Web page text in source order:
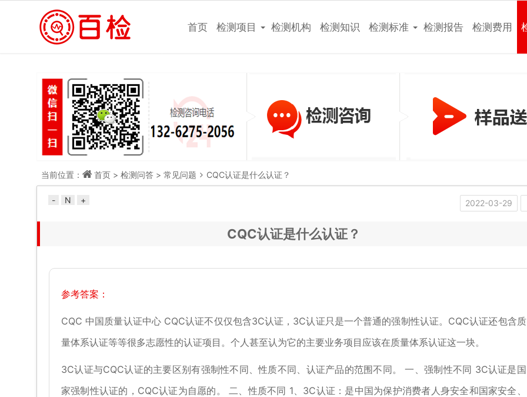
做检测，上百检网！
首页 检测项目 检测机构 检测知识 检测标准 检测报告 检测费用
当前位置： 首页 > 检测问答 > 常见问题 CQC认证是什么认证？
2022-03-29
- N +
CQC认证是什么认证？
参考答案：
CQC 中国质量认证中心 CQC认证不仅仅包含3C认证，3C认证只是一个普通的强制性认证。CQC认证还包含质
量体系认证等等很多志愿性的认证项目。个人甚至认为它的主要业务项目应该在质量体系认证这一块。
3C认证与CQC认证的主要区别有强制性不同、性质不同、认证产品的范围不同。 一、强制性不同 3C认证是国
家强制性认证的，CQC认证为自愿的。 二、性质不同 1、3C认证：是中国为保护消费者人身安全和国家安全、